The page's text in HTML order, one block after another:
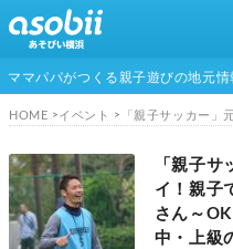
ママパパがつくる親子遊びの地元
HOME イベント
「親子
イ！親子
さん～
中・上級